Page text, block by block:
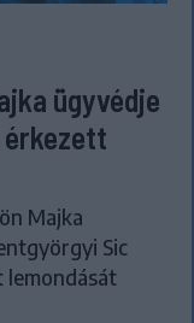
ügyvédje
Majka
Sic